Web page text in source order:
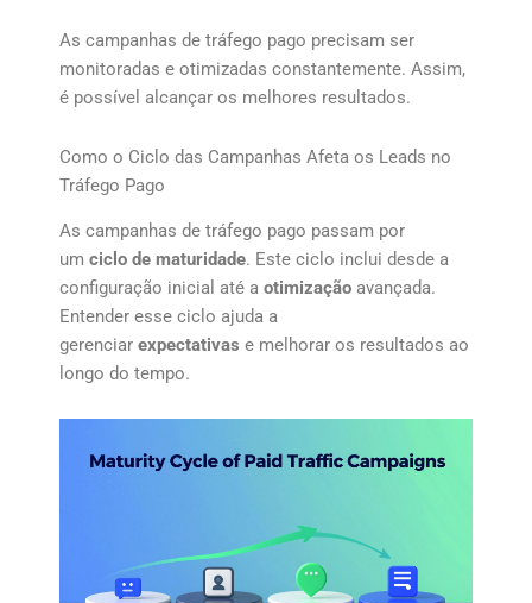
As campanhas de tráfego pago precisam ser
monitoradas e otimizadas constantemente. Assim,
é possível alcançar os melhores resultados.
Como o Ciclo das Campanhas Afeta os Leads no
Tráfego Pago
As campanhas de tráfego pago passam por
um ciclo de maturidade. Este ciclo inclui desde a
configuração inicial até a otimização avançada.
Entender esse ciclo ajuda a
gerenciar expectativas e melhorar os resultados ao
longo do tempo.